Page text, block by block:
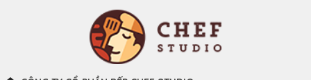
Khay và Bếp nướng
Tuyển dụng